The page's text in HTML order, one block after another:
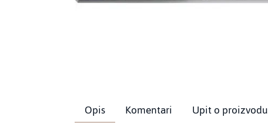
Opis Komentari Upit o proizvodu